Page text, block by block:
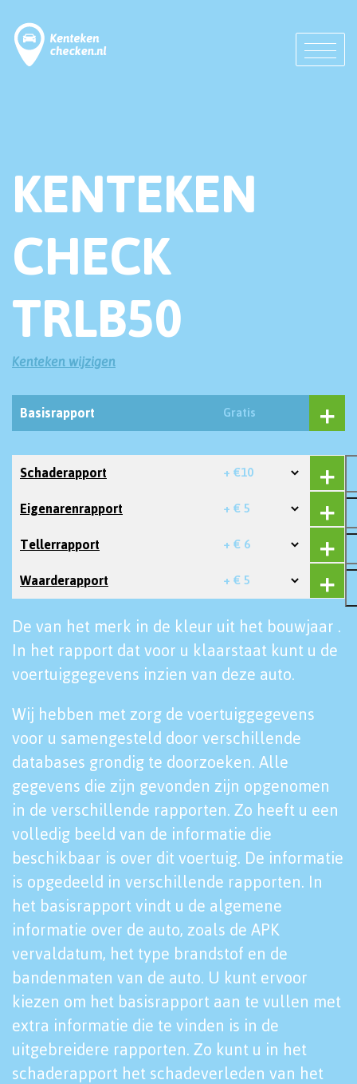
KENTEKEN
CHECK
TRLB50
Kenteken wijzigen
Basisrapport Gratis
Schaderapport + €10
Eigenarenrapport + € 5
Tellerrapport + € 6
Waarderapport + € 5
De van het merk in de kleur uit het bouwjaar .
In het rapport dat voor u klaarstaat kunt u de
voertuiggegevens inzien van deze auto.
Wij hebben met zorg de voertuiggegevens
voor u samengesteld door verschillende
databases grondig te doorzoeken. Alle
gegevens die zijn gevonden zijn opgenomen
in de verschillende rapporten. Zo heeft u een
volledig beeld van de informatie die
beschikbaar is over dit voertuig. De informatie
is opgedeeld in verschillende rapporten. In
het basisrapport vindt u de algemene
informatie over de auto, zoals de APK
vervaldatum, het type brandstof en de
bandenmaten van de auto. U kunt ervoor
kiezen om het basisrapport aan te vullen met
extra informatie die te vinden is in de
uitgebreidere rapporten. Zo kunt u in het
schaderapport het schadeverleden van het